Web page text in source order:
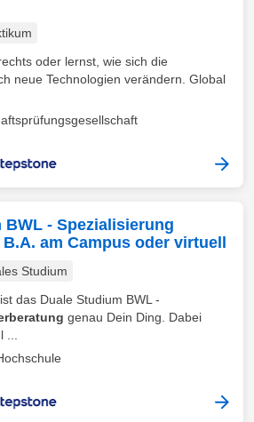
oder lernst, wie sich die
neue Technologien verändern. Global
BWL - Spezialisierung
am Campus oder virtuell
Studium
das Duale Studium BWL -
genau Dein Ding. Dabei